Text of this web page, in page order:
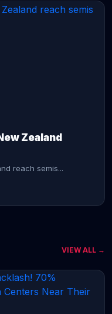
Zealand
reach semis...
VIEW ALL →